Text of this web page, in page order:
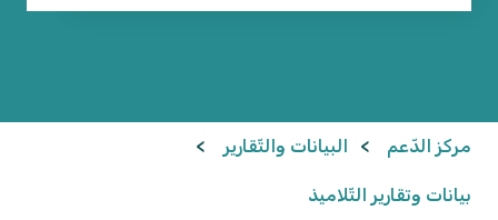
مركز الدّعم البيانات والتّقارير
بيانات وتقارير التّلاميذ